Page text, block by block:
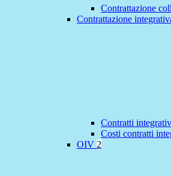
Contrattazione
Contrattazione
Contratti
Costi contratti
OIV 2